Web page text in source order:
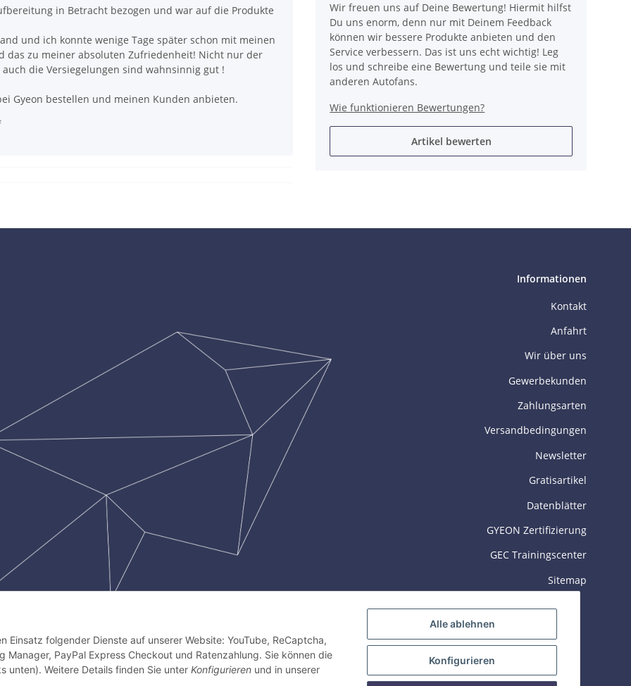
Alle ablehnen
Konfigurieren
Einsatz folgender Dienste auf unserer Website: YouTube, ReCaptcha,
Manager, PayPal Express Checkout und Ratenzahlung. Sie können die
unten). Weitere Details finden Sie unter Konfigurieren und in unserer
Wir freuen uns auf Deine Bewertung! Hiermit hilfst
Du uns enorm, denn nur mit Deinem Feedback
können wir bessere Produkte anbieten und den
Service verbessern. Das ist uns echt wichtig! Leg
los und schreibe eine Bewertung und teile sie mit
anderen Autofans.
Wie funktionieren Bewertungen?
Artikel bewerten
in Betracht bezogen und war auf die Produkte
und ich konnte wenige Tage später schon mit meinen
das zu meiner absoluten Zufriedenheit! Nicht nur der
die Versiegelungen sind wahnsinnig gut !
Gyeon bestellen und meinen Kunden anbieten.
Informationen
Kontakt
Anfahrt
Wir über uns
Gewerbekunden
Zahlungsarten
Versandbedingungen
Newsletter
Gratisartikel
Datenblätter
GYEON Zertifizierung
GEC Trainingscenter
Sitemap